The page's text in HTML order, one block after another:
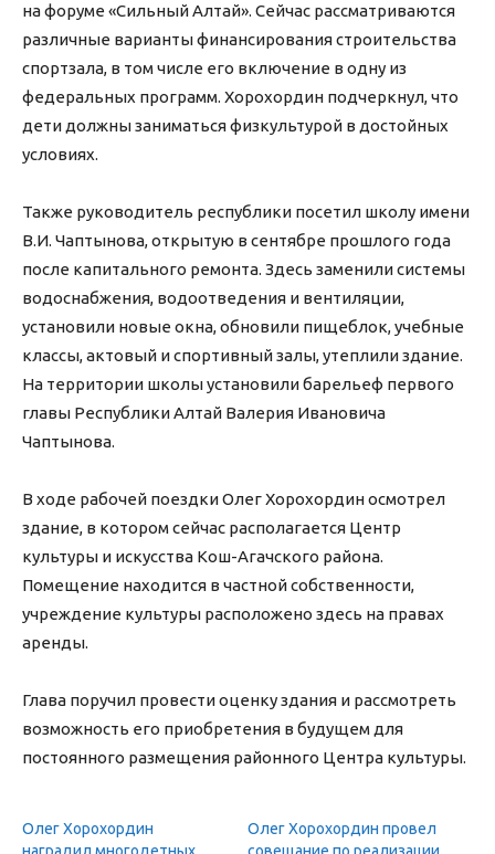
на форуме «Сильный Алтай». Сейчас рассматриваются
различные варианты финансирования строительства
спортзала, в том числе его включение в одну из
федеральных программ. Хорохордин подчеркнул, что
дети должны заниматься физкультурой в достойных
условиях.
Также руководитель республики посетил школу имени
В.И. Чаптынова, открытую в сентябре прошлого года
после капитального ремонта. Здесь заменили системы
водоснабжения, водоотведения и вентиляции,
установили новые окна, обновили пищеблок, учебные
классы, актовый и спортивный залы, утеплили здание.
На территории школы установили барельеф первого
главы Республики Алтай Валерия Ивановича
Чаптынова.
В ходе рабочей поездки Олег Хорохордин осмотрел
здание, в котором сейчас располагается Центр
культуры и искусства Кош-Агачского района.
Помещение находится в частной собственности,
учреждение культуры расположено здесь на правах
аренды.
Глава поручил провести оценку здания и рассмотреть
возможность его приобретения в будущем для
постоянного размещения районного Центра культуры.
Олег Хорохордин
Олег Хорохордин провел